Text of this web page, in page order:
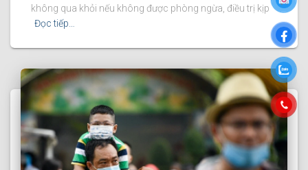
không qua khỏi nếu không được phòng ngừa, điều trị kịp
Đọc tiếp…